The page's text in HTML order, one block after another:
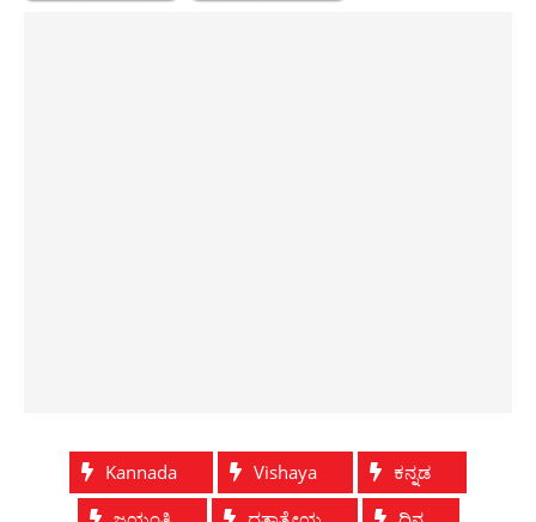
Kannada Vishaya
ಕನ್ನಡ